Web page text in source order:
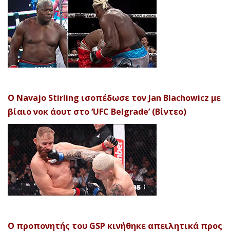
Ο Navajo Stirling ισοπέδωσε τον Jan Blachowicz με
βίαιο νοκ άουτ στο ‘UFC Belgrade’ (Βίντεο)
Ο προπονητής του GSP κινήθηκε απειλητικά προς